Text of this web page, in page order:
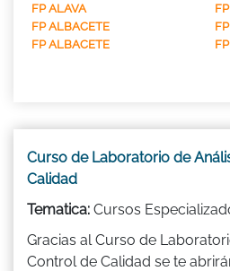
FP ALAVA
FP ALBACETE
FP ALBACETE
Curso de Laboratorio de
Calidad
Tematica: Cursos
Gracias al Curso de
Control de Calidad se te